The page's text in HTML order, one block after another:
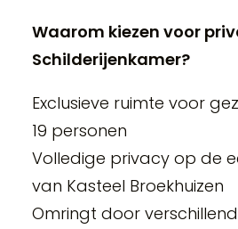
Waarom kiezen voor
Schilderijenkamer?
Exclusieve ruimte voor
19 personen
Volledige privacy op de
van Kasteel Broekhuizen
Omringt door